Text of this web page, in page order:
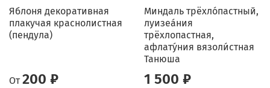
Яблоня декоративная
плакучая краснолистная
(пендула)
От 200 ₽
Миндаль трёхло́пастный,
луизеа́ния
трёхлопастная,
афлату́ния вязоли́стная
Танюша
1 500 ₽